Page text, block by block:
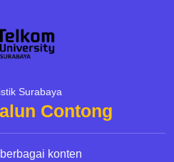
Surabaya
Contong
konten